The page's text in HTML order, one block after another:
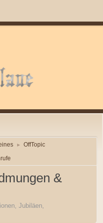
► OffTopic
&
Jubiläen,